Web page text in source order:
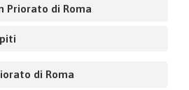
Priorato di Roma
di Roma